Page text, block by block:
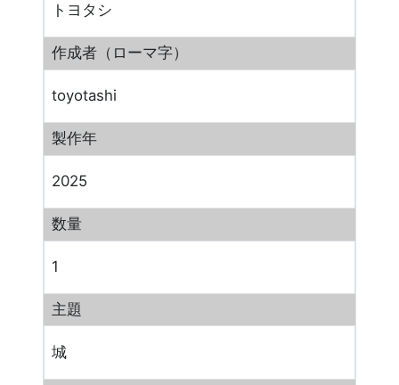
トヨタシ
作成者（ローマ字）
toyotashi
製作年
2025
数量
1
主題
城